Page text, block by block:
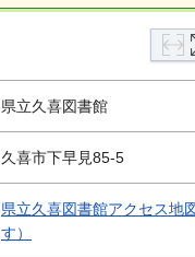
県立久喜図書館
久喜市下早見85-5
県立久喜図書館アクセス地
す）